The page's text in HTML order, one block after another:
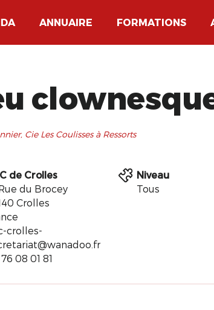
ANNUAIRE FORMATIONS
Cie Les Coulisses à Ressorts
de Crolles
du Brocey
Crolles
crolles-
08 01 81
Niveau
Tous